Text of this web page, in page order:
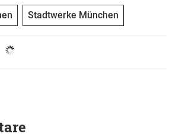
Stadtwerke München